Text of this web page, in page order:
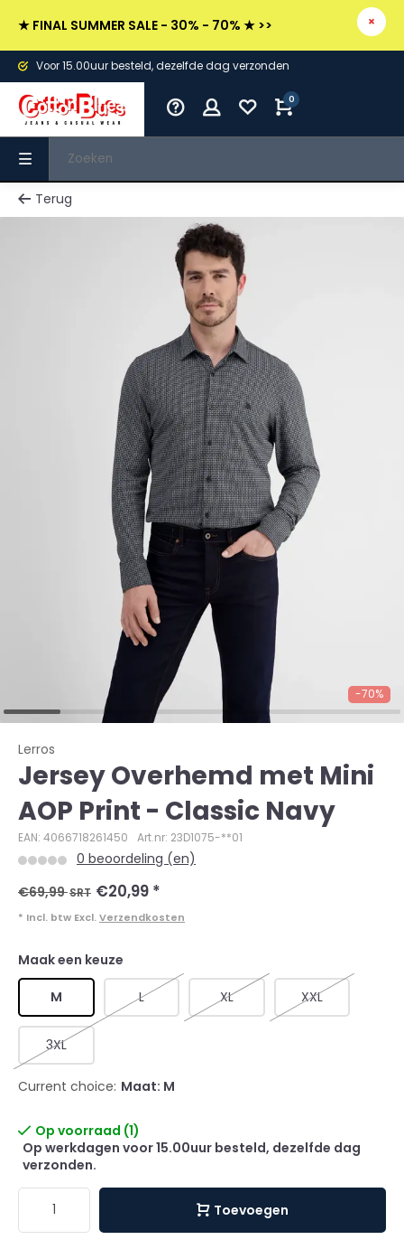
★ FINAL SUMMER SALE - 30% - 70% ★ >>
Voor 15.00uur besteld, dezelfde dag verzonden
0
Terug
-70%
Lerros
Jersey Overhemd met Mini
AOP Print - Classic Navy
EAN: 4066718261450 Art.nr: 23D1075-**01
0 beoordeling (en)
€69,99SRT €20,99 *
* Incl. btw Excl. Verzendkosten
Maak een keuze
M L XL XXL
3XL
Current choice: Maat: M
Op voorraad (1)
Op werkdagen voor 15.00uur besteld, dezelfde dag
verzonden.
Toevoegen